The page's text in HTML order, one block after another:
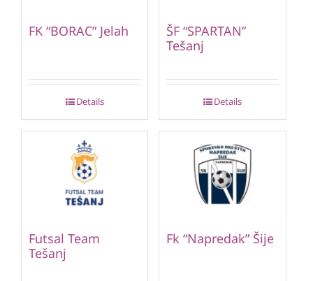
FK “BORAC” Jelah
Details
ŠF “SPARTAN”
Tešanj
Details
Futsal Team
Tešanj
Fk “Napredak” Šije